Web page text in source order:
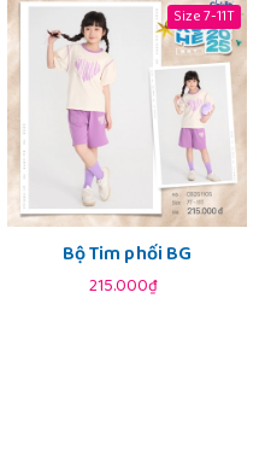
Size 7-11T
Bộ Tim phối BG
215.000₫